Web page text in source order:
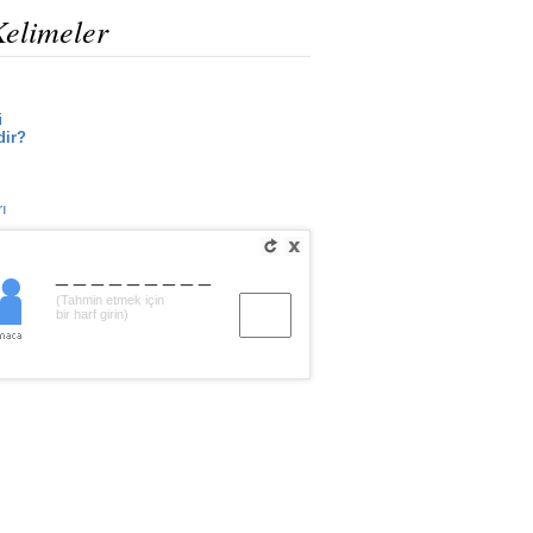
(Tahmin etmek için
bir harf girin)